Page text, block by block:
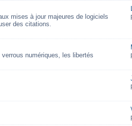
mises à jour majeures de logiciels
des citations.
numériques, les libertés